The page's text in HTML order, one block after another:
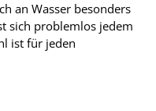
an Wasser besonders
sich problemlos jedem
ist für jeden